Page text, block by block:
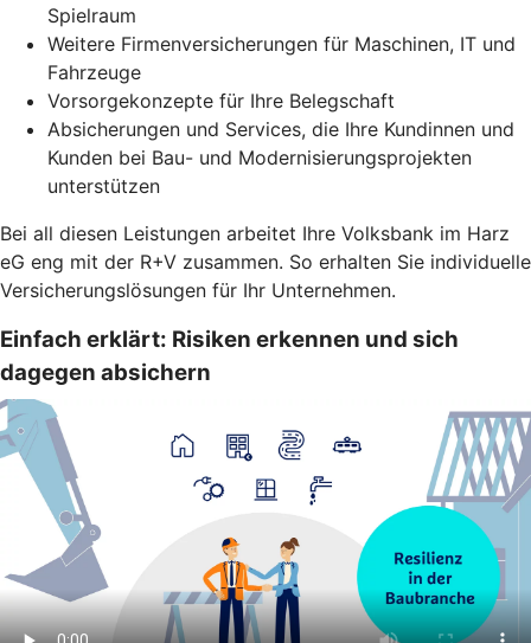
Spielraum
Weitere Firmenversicherungen für Maschinen, IT und
Fahrzeuge
Vorsorgekonzepte für Ihre Belegschaft
Absicherungen und Services, die Ihre Kundinnen und
Kunden bei Bau- und Modernisierungsprojekten
unterstützen
Bei all diesen Leistungen arbeitet Ihre Volksbank im Harz
eG eng mit der R+V zusammen. So erhalten Sie individuelle
Versicherungslösungen für Ihr Unternehmen.
Einfach erklärt: Risiken erkennen und sich
dagegen absichern